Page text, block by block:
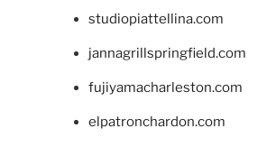
studiopiattellina.com
jannagrillspringfield.com
fujiyamacharleston.com
elpatronchardon.com